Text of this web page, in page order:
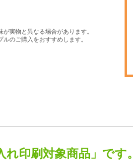
実物と異なる場合があります。
のご購入をおすすめします。
印刷対象商品」です。